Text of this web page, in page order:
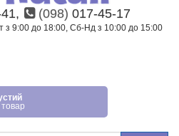
(098) 017-45-17
9:00 до 18:00, Сб-Нд з 10:00 до 15:00